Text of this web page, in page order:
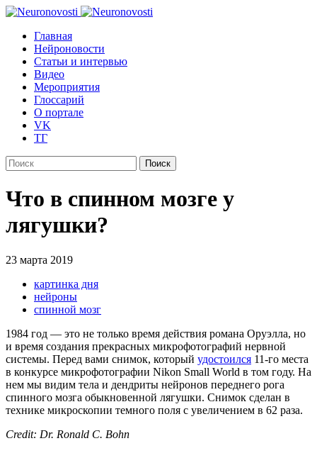
Главная
Нейроновости
Статьи и интервью
Видео
Мероприятия
Глоссарий
О портале
VK
ТГ
Найти:
Что в спинном мозге у
лягушки?
23 марта 2019
картинка дня
нейроны
спинной мозг
1984 год — это не только время действия романа Оруэлла, но
и время создания прекрасных микрофотографий нервной
системы. Перед вами снимок, который удостоился 11-го места
в конкурсе микрофотографии Nikon Small World в том году. На
нем мы видим тела и дендриты нейронов переднего рога
спинного мозга обыкновенной лягушки. Снимок сделан в
технике микроскопии темного поля с увеличением в 62 раза.
Credit: Dr. Ronald C. Bohn